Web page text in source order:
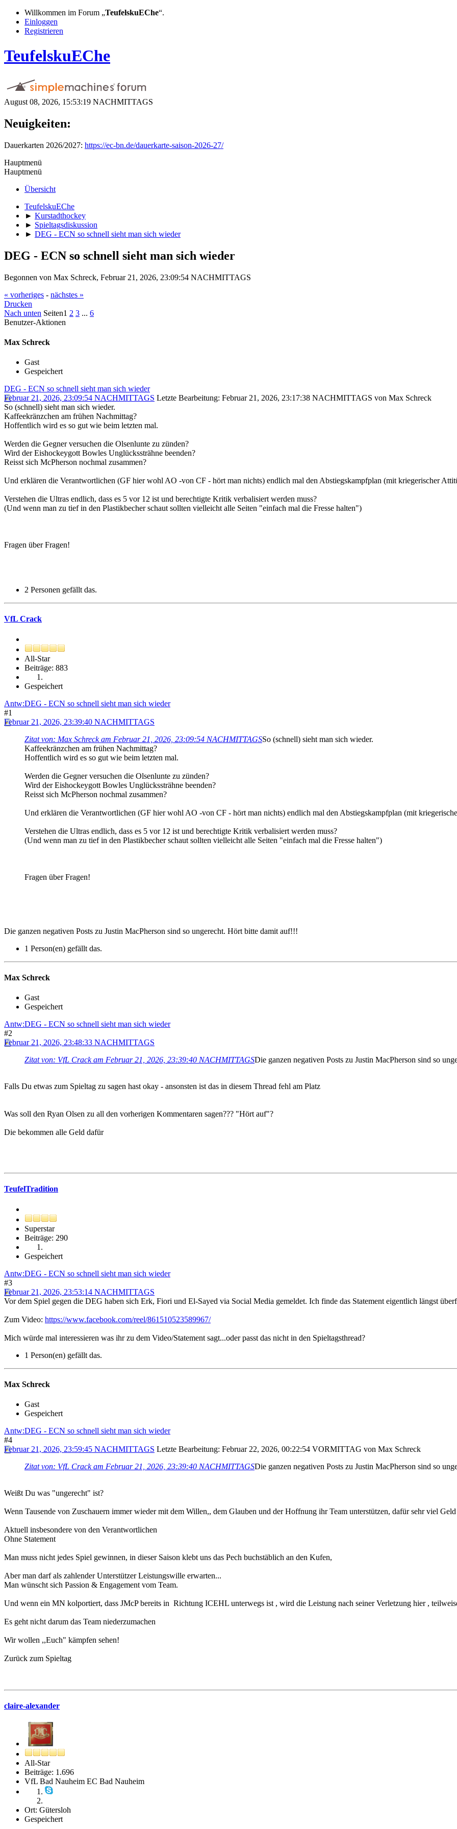
Willkommen im Forum „TeufelskuEChe“.
Einloggen
Registrieren
TeufelskuEChe
August 08, 2026, 15:53:19 NACHMITTAGS
Neuigkeiten:
Dauerkarten 2026/2027: https://ec-bn.de/dauerkarte-saison-2026-27/
Hauptmenü
Hauptmenü
Übersicht
TeufelskuEChe
► Kurstadthockey
► Spieltagsdiskussion
► DEG - ECN so schnell sieht man sich wieder
DEG - ECN so schnell sieht man sich wieder
Begonnen von Max Schreck, Februar 21, 2026, 23:09:54 NACHMITTAGS
« vorheriges - nächstes »
Drucken
Nach unten Seiten1 2 3 ... 6
Benutzer-Aktionen
Max Schreck
Gast
Gespeichert
DEG - ECN so schnell sieht man sich wieder
Februar 21, 2026, 23:09:54 NACHMITTAGS Letzte Bearbeitung: Februar 21, 2026, 23:17:38 NACHMITTAGS von Max Schreck
So (schnell) sieht man sich wieder.
Kaffeekränzchen am frühen Nachmittag?
Hoffentlich wird es so gut wie beim letzten mal.
Werden die Gegner versuchen die Olsenlunte zu zünden?
Wird der Eishockeygott Bowles Unglückssträhne beenden?
Reisst sich McPherson nochmal zusammen?
Und erklären die Verantwortlichen (GF hier wohl AO -von CF - hört man nichts) endlich mal den Abstiegskampfplan (mit kriegerischer
Verstehen die Ultras endlich, dass es 5 vor 12 ist und berechtigte Kritik verbalisiert werden muss?
(Und wenn man zu tief in den Plastikbecher schaut sollten vielleicht alle Seiten "einfach mal die Fresse halten")
Fragen über Fragen!
2 Personen gefällt das.
VfL Crack
All-Star
Beiträge: 883
Gespeichert
Antw:DEG - ECN so schnell sieht man sich wieder
#1
Februar 21, 2026, 23:39:40 NACHMITTAGS
Zitat von: Max Schreck am Februar 21, 2026, 23:09:54 NACHMITTAGSSo (schnell) sieht man sich wieder.
Kaffeekränzchen am frühen Nachmittag?
Hoffentlich wird es so gut wie beim letzten mal.
Werden die Gegner versuchen die Olsenlunte zu zünden?
Wird der Eishockeygott Bowles Unglückssträhne beenden?
Reisst sich McPherson nochmal zusammen?
Und erklären die Verantwortlichen (GF hier wohl AO -von CF - hört man nichts) endlich mal den Abstiegskampfplan (mit
Verstehen die Ultras endlich, dass es 5 vor 12 ist und berechtigte Kritik verbalisiert werden muss?
(Und wenn man zu tief in den Plastikbecher schaut sollten vielleicht alle Seiten "einfach mal die Fresse halten")
Fragen über Fragen!
Die ganzen negativen Posts zu Justin MacPherson sind so ungerecht. Hört bitte damit auf!!!
1 Person(en) gefällt das.
Max Schreck
Gast
Gespeichert
Antw:DEG - ECN so schnell sieht man sich wieder
#2
Februar 21, 2026, 23:48:33 NACHMITTAGS
Zitat von: VfL Crack am Februar 21, 2026, 23:39:40 NACHMITTAGSDie ganzen negativen Posts zu Justin MacPherson sind so
Falls Du etwas zum Spieltag zu sagen hast okay - ansonsten ist das in diesem Thread fehl am Platz
Was soll den Ryan Olsen zu all den vorherigen Kommentaren sagen??? "Hört auf"?
Die bekommen alle Geld dafür
TeufelTradition
Superstar
Beiträge: 290
Gespeichert
Antw:DEG - ECN so schnell sieht man sich wieder
#3
Februar 21, 2026, 23:53:14 NACHMITTAGS
Vor dem Spiel gegen die DEG haben sich Erk, Fiori und El-Sayed via Social Media gemeldet. Ich finde das Statement eigentlich längst
Zum Video: https://www.facebook.com/reel/861510523589967/
Mich würde mal interessieren was ihr zu dem Video/Statement sagt...oder passt das nicht in den Spieltagsthread?
1 Person(en) gefällt das.
Max Schreck
Gast
Gespeichert
Antw:DEG - ECN so schnell sieht man sich wieder
#4
Februar 21, 2026, 23:59:45 NACHMITTAGS Letzte Bearbeitung: Februar 22, 2026, 00:22:54 VORMITTAG von Max Schreck
Zitat von: VfL Crack am Februar 21, 2026, 23:39:40 NACHMITTAGSDie ganzen negativen Posts zu Justin MacPherson sind so
Weißt Du was "ungerecht" ist?
Wenn Tausende von Zuschauern immer wieder mit dem Willen,, dem Glauben und der Hoffnung ihr Team unterstützen, dafür sehr viel Geld
Aktuell insbesondere von den Verantwortlichen
Ohne Statement
Man muss nicht jedes Spiel gewinnen, in dieser Saison klebt uns das Pech buchstäblich an den Kufen,
Aber man darf als zahlender Unterstützer Leistungswille erwarten...
Man wünscht sich Passion & Engagement vom Team.
Und wenn ein MN kolportiert, dass JMcP bereits in Richtung ICEHL unterwegs ist , wird die Leistung nach seiner Verletzung hier ,
Es geht nicht darum das Team niederzumachen
Wir wollen ,,Euch" kämpfen sehen!
Zurück zum Spieltag
claire-alexander
All-Star
Beiträge: 1.696
VfL Bad Nauheim EC Bad Nauheim
Ort: Gütersloh
Gespeichert